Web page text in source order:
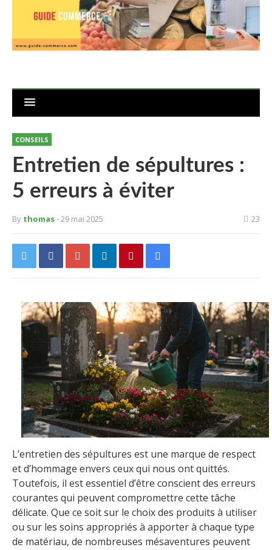
CONSEILS
Entretien de sépultures :
5 erreurs à éviter
By thomas- 29 mai 2025 23
L’entretien des sépultures est une marque de respect
et d’hommage envers ceux qui nous ont quittés.
Toutefois, il est essentiel d’être conscient des erreurs
courantes qui peuvent compromettre cette tâche
délicate. Que ce soit sur le choix des produits à utiliser
ou sur les soins appropriés à apporter à chaque type
de matériau, de nombreuses mésaventures peuvent